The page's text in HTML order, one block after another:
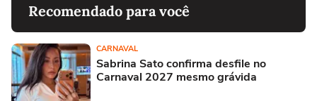
Recomendado para você
CARNAVAL
Sabrina Sato confirma desfile no
Carnaval 2027 mesmo grávida